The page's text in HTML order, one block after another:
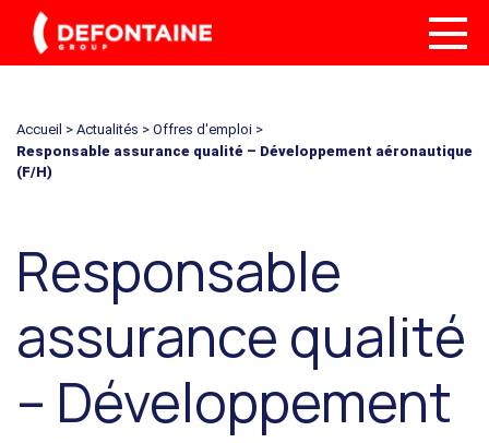
Accueil > Actualités > Offres d'emploi >
Responsable assurance qualité – Développement aéronautique
(F/H)
Responsable
assurance qualité
– Développement